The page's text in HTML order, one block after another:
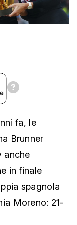
fa, le
Brunner
anche
in finale
spagnola
Moreno: 21-